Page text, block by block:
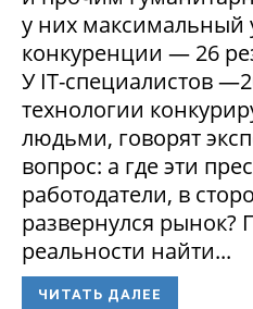
у них максимальный
конкуренции — 26
У IT-специалистов
технологии
людьми, говорят
вопрос: а где эти
работодатели, в
развернулся рынок?
реальности найти...
ЧИТАТЬ ДАЛЕЕ